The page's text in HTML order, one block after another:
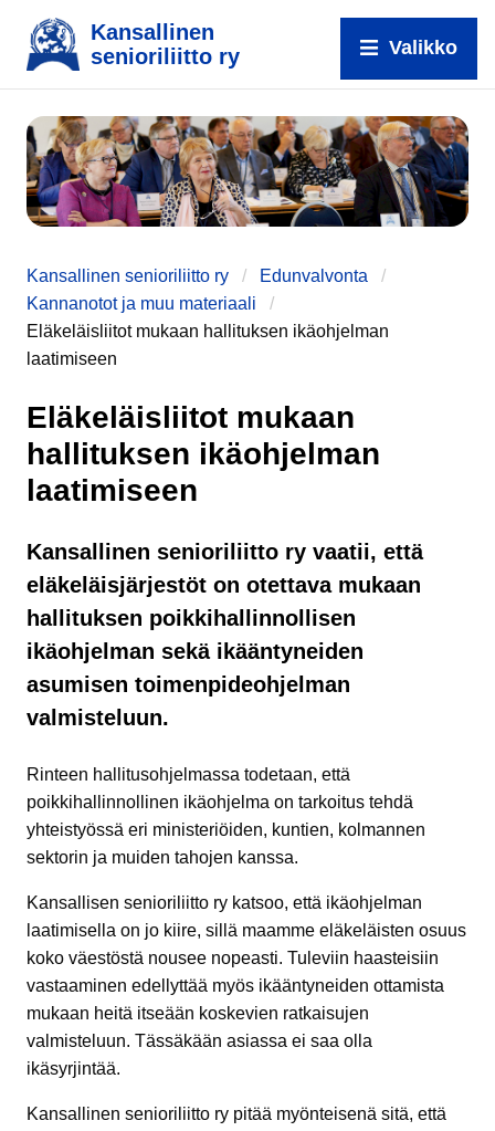
Kansallinen
senioriliitto ry
Valikko
Kansallinen senioriliitto ry
Edunvalvonta
Kannanotot ja muu materiaali
Eläkeläisliitot mukaan hallituksen ikäohjelman
laatimiseen
Eläkeläisliitot mukaan
hallituksen ikäohjelman
laatimiseen
Kansallinen senioriliitto ry vaatii, että
eläkeläisjärjestöt on otettava mukaan
hallituksen poikkihallinnollisen
ikäohjelman sekä ikääntyneiden
asumisen toimenpideohjelman
valmisteluun.
Rinteen hallitusohjelmassa todetaan, että
poikkihallinnollinen ikäohjelma on tarkoitus tehdä
yhteistyössä eri ministeriöiden, kuntien, kolmannen
sektorin ja muiden tahojen kanssa.
Kansallisen senioriliitto ry katsoo, että ikäohjelman
laatimisella on jo kiire, sillä maamme eläkeläisten osuus
koko väestöstä nousee nopeasti. Tuleviin haasteisiin
vastaaminen edellyttää myös ikääntyneiden ottamista
mukaan heitä itseään koskevien ratkaisujen
valmisteluun. Tässäkään asiassa ei saa olla
ikäsyrjintää.
Kansallinen senioriliitto ry pitää myönteisenä sitä, että